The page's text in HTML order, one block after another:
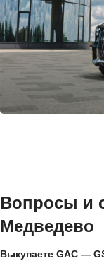
Вопросы и
Медведево
Выкупаете GAC —